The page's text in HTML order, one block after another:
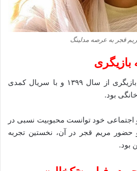
قجر به عرصه مدلینگ
بازیگری
ورود مریم قجر به دنیای بازیگری از سال ۱۳۹۹ و با سریال کمدی
بود.
اجتماعی خود توانست محبوبیت نسبی در
حضور مریم قجر در آن، نخستین تجربه
بود.